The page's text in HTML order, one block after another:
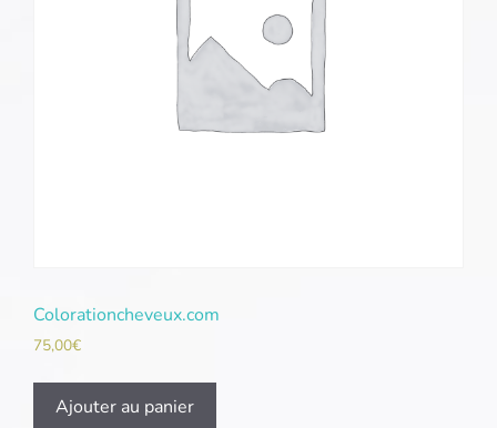
Colorationcheveux.com
75,00€
Ajouter au panier